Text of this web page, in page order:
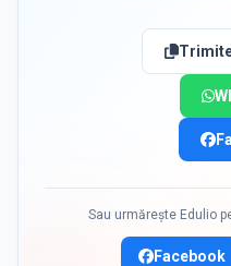
Sau urmărește Edulio
Facebook